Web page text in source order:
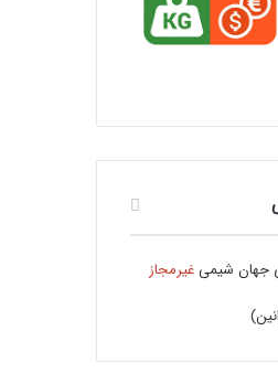
جهان شیمیغیرمجاز
)